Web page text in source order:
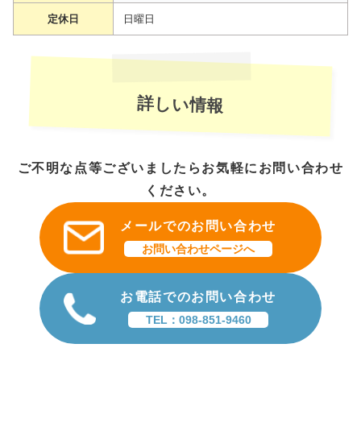
定休日 日曜日
詳しい情報
ご不明な点等ございましたらお気軽にお問い合わせ
ください。
メールでのお問い合わせ
お問い合わせページへ
お電話でのお問い合わせ
TEL：098-851-9460